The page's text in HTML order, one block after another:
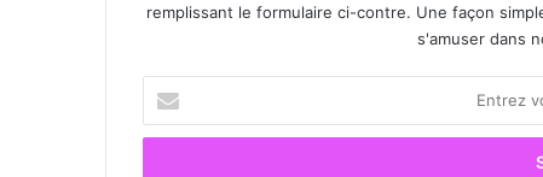
remplissant le formulaire ci-contre. Une façon
s'amuser dans
t